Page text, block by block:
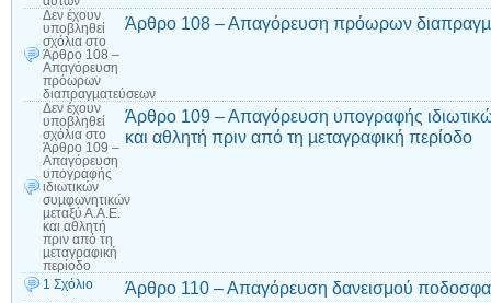
Δεν έχουν
υποβληθεί
σχόλια στο
Άρθρο 108 –
Απαγόρευση
πρόωρων
διαπραγµατεύσεων
Άρθρο 108 – Απαγόρευση πρόωρων
Δεν έχουν
υποβληθεί
σχόλια στο
Άρθρο 109 –
Απαγόρευση
υπογραφής
ιδιωτικών
συµφωνητικών
µεταξύ Α.Α.Ε.
και αθλητή
πριν από τη
µεταγραφική
περίοδο
Άρθρο 109 – Απαγόρευση υπογραφής
και αθλητή πριν από τη µεταγραφική περίοδο
1 Σχόλιο Άρθρο 110 – Απαγόρευση δανεισμού